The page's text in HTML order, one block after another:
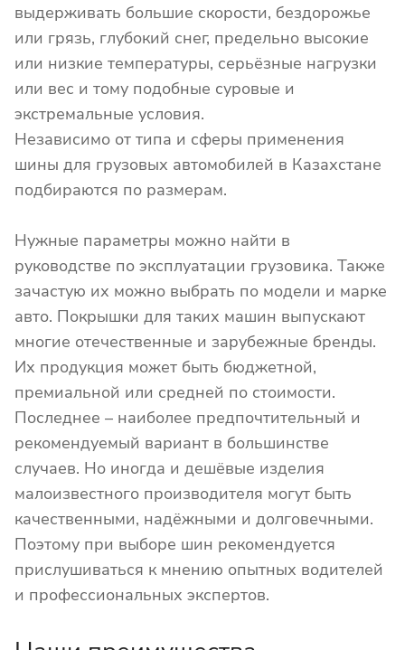
выдерживать большие скорости, бездорожье
или грязь, глубокий снег, предельно высокие
или низкие температуры, серьёзные нагрузки
или вес и тому подобные суровые и
экстремальные условия.
Независимо от типа и сферы применения
шины для грузовых автомобилей в Казахстане
подбираются по размерам.
Нужные параметры можно найти в
руководстве по эксплуатации грузовика. Также
зачастую их можно выбрать по модели и марке
авто. Покрышки для таких машин выпускают
многие отечественные и зарубежные бренды.
Их продукция может быть бюджетной,
премиальной или средней по стоимости.
Последнее – наиболее предпочтительный и
рекомендуемый вариант в большинстве
случаев. Но иногда и дешёвые изделия
малоизвестного производителя могут быть
качественными, надёжными и долговечными.
Поэтому при выборе шин рекомендуется
прислушиваться к мнению опытных водителей
и профессиональных экспертов.